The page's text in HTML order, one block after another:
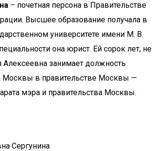
– почетная персона в Правительстве
Высшее образование получала в
университете имени М. В.
она юрист. Ей сорок лет, не
занимает должность
Москвы в правительстве Москвы —
мэра и правительства Москвы.
Сергунина